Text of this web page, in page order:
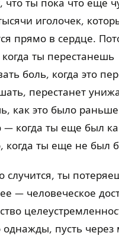
что ты пока что еще
иголочек,
прямо в сердце.
ты перестанешь
боль, когда это
перестанет
как это было
— когда ты еще был
когда ты еще не был
случится, ты
— человеческое
однажды, пусть через